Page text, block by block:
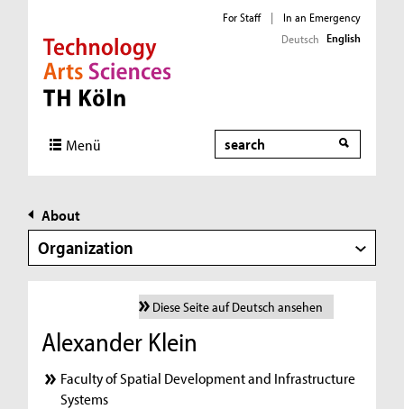
Direkt zur Hauptnavigation
Direkt zur Subnavigation
Direkt zum Inhalt
Direkt zum Fußbereich
For Staff |
In an Emergency
Deutsch English
Menü Search
About
Organization
Diese Seite auf Deutsch ansehen
Alexander Klein
Faculty of Spatial Development and Infrastructure
Systems